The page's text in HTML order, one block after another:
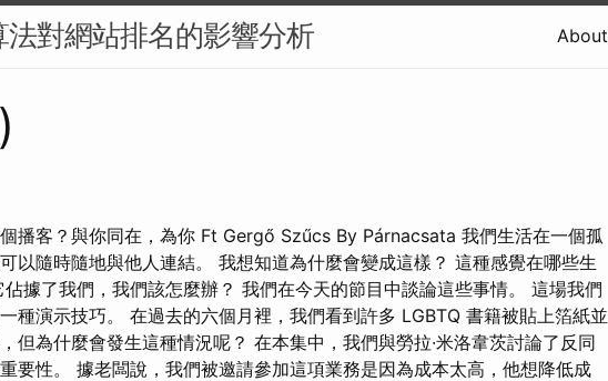
對網站排名的影響分析 About
播客？與你同在，為你 Ft Gergő Szűcs By Párnacsata 我們生活在一個孤
以隨時隨地與他人連結。 我想知道為什麼會變成這樣？ 這種感覺在哪些生
據了我們，我們該怎麼辦？ 我們在今天的節目中談論這些事情。 這場我們
種演示技巧。 在過去的六個月裡，我們看到許多 LGBTQ 書籍被貼上箔紙並
但為什麼會發生這種情況呢？ 在本集中，我們與勞拉·米洛韋茨討論了反同
要性。 據老闆說，我們被邀請參加這項業務是因為成本太高，他想降低成